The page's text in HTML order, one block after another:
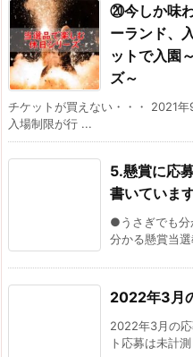
⑳今しか味
ーランド、
ットで入園
ズ～
チケットが買えない・・・ 2021
入場制限が行 ...
5.懸賞に応
書いていま
●うさぎでも分
分かる懸賞当選
2022年3月
2022年3月の
ト応募は未計